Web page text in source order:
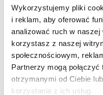
Wykorzystujemy pliki
i reklam, aby oferować
analizować ruch w
korzystasz z naszej
społecznościowym,
Partnerzy mogą
otrzymanymi od Ciebie
korzystania z ich usług.
Oszczędność czasu
Oszczędzaj
Praca terapeuty to
której całą Twoją
pacjenci. Skup się